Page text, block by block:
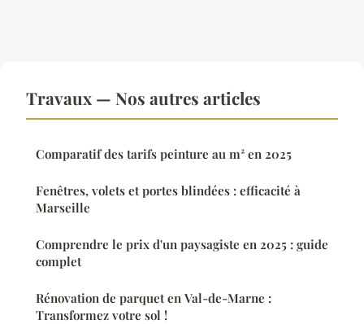
Travaux — Nos autres articles
Comparatif des tarifs peinture au m² en 2025
Fenêtres, volets et portes blindées : efficacité à
Marseille
Comprendre le prix d'un paysagiste en 2025 : guide
complet
Rénovation de parquet en Val-de-Marne :
Transformez votre sol !